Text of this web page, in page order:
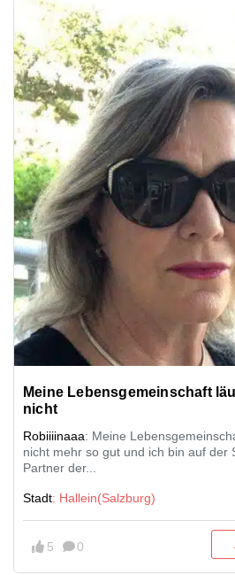
Meine Lebensgemeinschaft
nicht
Robiiiinaaa: Meine
nicht mehr so gut und ich bin auf der
Partner der...
Stadt: Hallein(Salzburg)
5 0